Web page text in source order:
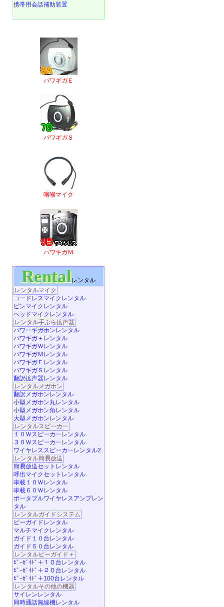
携帯用会話補助装置
パワギガＥ
パワギガＳ
咽喉マイク
パワギガＭ
Rentalレンタル
レンタルマイク
コードレスマイクレンタル
ピンマイクレンタル
ヘッドマイクレンタル
レンタル手ぶら拡声器
パワーギガホンレンタル
パワギガ＋レンタル
パワギガＷレンタル
パワギガＭレンタル
パワギガＥレンタル
パワギガＳレンタル
翻訳拡声器レンタル
レンタルメガホン
翻訳メガホンレンタル
小型メガホン丸レンタル
小型メガホン角レンタル
大型メガホンレンタル
レンタルスピーカー
１０Ｗスピーカーレンタル
３０Ｗスピーカーレンタル
ワイヤレススピーカーレンタル2
レンタル簡易放送
簡易放送セットレンタル
呼出マイクセットレンタル
車載１０Ｗレンタル
車載６０Ｗレンタル
ポータブルワイヤレスアンプレン
タル
レンタルガイドシステム
ビーガイドレンタル
マルチマイクレンタル
ガイド１０台レンタル
ガイド５０台レンタル
レンタルビーガイド＋
ﾋﾞｰｶﾞｲﾄﾞ＋１０台レンタル
ﾋﾞｰｶﾞｲﾄﾞ＋２０台レンタル
ﾋﾞｰｶﾞｲﾄﾞ＋100台レンタル
レンタルその他の機器
サイレンレンタル
同時通話無線機レンタル